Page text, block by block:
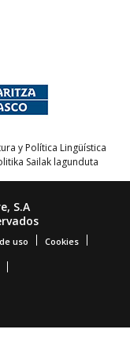
y Política Lingüística
Sailak lagunduta
S.A
uso Cookies